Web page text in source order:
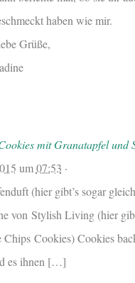
haben wie mir.
Grüße,
mit Granatapfel und
um07:53 ·
(hier gibt’s sogar
von Stylish Living (hier
Chips Cookies) Cookies
es ihnen […]